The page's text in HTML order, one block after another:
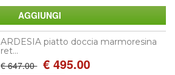
ARDESIA piatto doccia marmoresina
ret...
€ 647.00 € 495.00